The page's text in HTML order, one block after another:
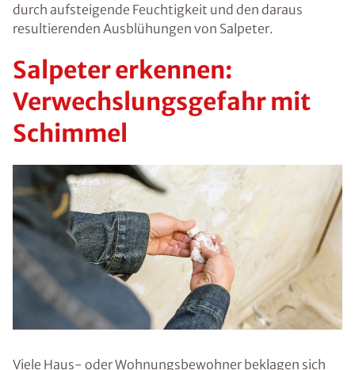
durch aufsteigende Feuchtigkeit und den daraus
resultierenden Ausblühungen von Salpeter.
Salpeter erkennen:
Verwechslungsgefahr mit
Schimmel
Viele Haus- oder Wohnungsbewohner beklagen sich